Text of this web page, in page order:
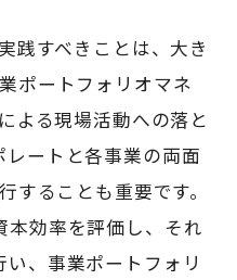
践すべきことは、大き
ポートフォリオマネ
よる現場活動への落と
レートと各事業の両面
することも重要です。
本効率を評価し、それ
、事業ポートフォリ